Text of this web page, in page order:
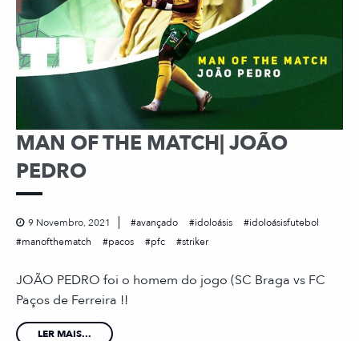
MAN OF THE MATCH| JOÃO
PEDRO
9 Novembro, 2021 avançado idoloásis
idoloásisfutebol
manofthematch
pacos pfc striker
JOÃO PEDRO foi o homem do jogo (SC Braga vs FC
Paços de Ferreira !!
LER MAIS...